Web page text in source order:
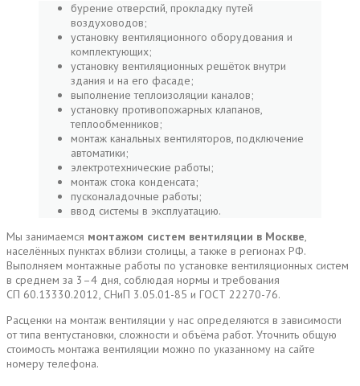
бурение отверстий, прокладку путей
воздуховодов;
установку вентиляционного оборудования и
комплектующих;
установку вентиляционных решёток внутри
здания и на его фасаде;
выполнение теплоизоляции каналов;
установку противопожарных клапанов,
теплообменников;
монтаж канальных вентиляторов, подключение
автоматики;
электротехнические работы;
монтаж стока конденсата;
пусконаладочные работы;
ввод системы в эксплуатацию.
Мы занимаемся монтажом систем вентиляции в Москве,
населённых пунктах вблизи столицы, а также в регионах РФ.
Выполняем монтажные работы по установке вентиляционных систем
в среднем за 3–4 дня, соблюдая нормы и требования
СП 60.13330.2012, СНиП 3.05.01-85 и ГОСТ 22270-76.
Расценки на монтаж вентиляции у нас определяются в зависимости
от типа вентустановки, сложности и объёма работ. Уточнить общую
стоимость монтажа вентиляции можно по указанному на сайте
номеру телефона.